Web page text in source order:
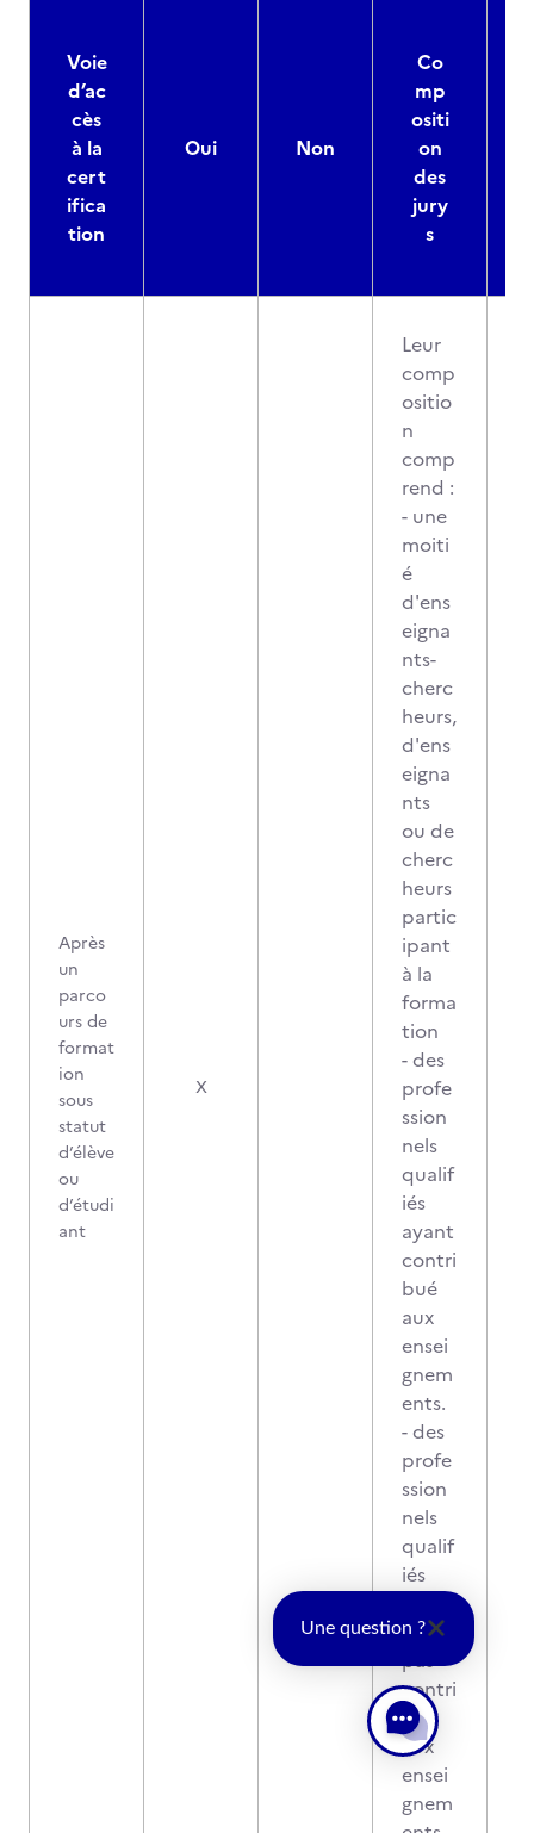
Voie
d’ac
cès
à la
cert
ifica
tion
Oui Non
Co
mp
ositi
on
des
jury
s
Après
un
parco
urs de
format
ion
sous
statut
d’élève
ou
d’étudi
ant
X
Leur
comp
ositio
n
comp
rend :
- une
moiti
é
d'ens
eigna
nts-
cherc
heurs,
d'ens
eigna
nts
ou de
cherc
heurs
partic
ipant
à la
forma
tion
- des
profe
ssion
nels
qualif
iés
ayant
contri
bué
aux
ensei
gnem
ents.
- des
profe
ssion
nels
qualif
iés
nt
pas
contri
bué
aux
ensei
gnem
Une question ?